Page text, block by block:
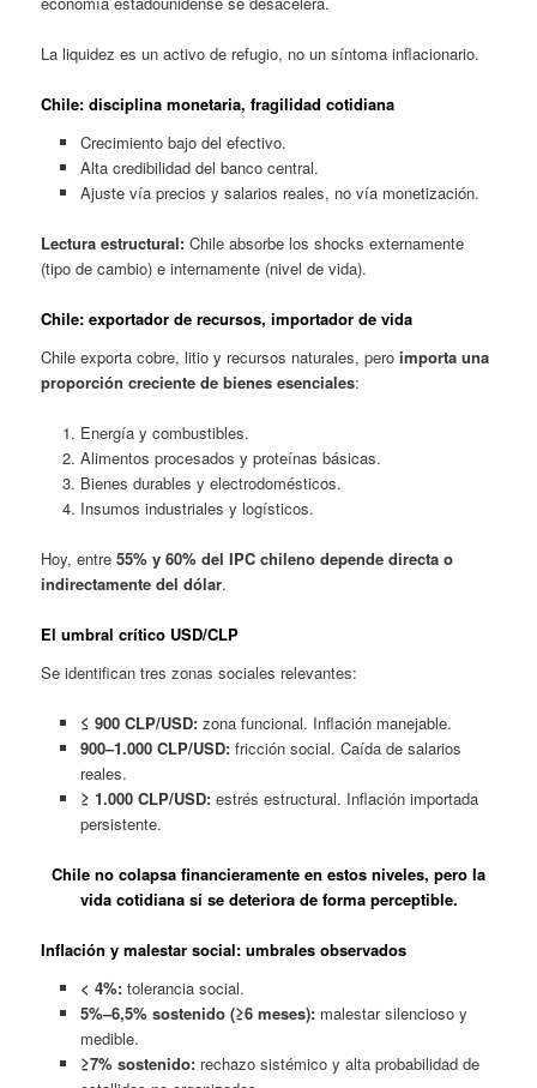
La liquidez es un activo de refugio, no un síntoma inflacionario.
Chile: disciplina monetaria, fragilidad cotidiana
Crecimiento bajo del efectivo.
Alta credibilidad del banco central.
Ajuste vía precios y salarios reales, no vía monetización.
Lectura estructural: Chile absorbe los shocks externamente
(tipo de cambio) e internamente (nivel de vida).
Chile: exportador de recursos, importador de vida
Chile exporta cobre, litio y recursos naturales, peroimporta una
proporción creciente de bienes esenciales:
Energía y combustibles.
Alimentos procesados y proteínas básicas.
Bienes durables y electrodomésticos.
Insumos industriales y logísticos.
Hoy, entre55% y 60% del IPC chileno depende directa o
indirectamente del dólar.
El umbral crítico USD/CLP
Se identifican tres zonas sociales relevantes:
≤ 900 CLP/USD:zona funcional. Inflación manejable.
900–1.000 CLP/USD:fricción social. Caída de salarios
reales.
≥ 1.000 CLP/USD:estrés estructural. Inflación importada
persistente.
Chile no colapsa financieramente en estos niveles, pero la
vida cotidiana sí se deteriora de forma perceptible.
Inflación y malestar social: umbrales observados
< 4%:tolerancia social.
5%–6,5% sostenido (≥6 meses):malestar silencioso y
medible.
≥7% sostenido:rechazo sistémico y alta probabilidad de